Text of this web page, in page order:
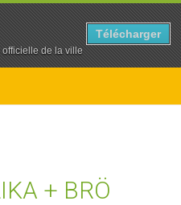
+ BRÖ
de la ville
Télécharger